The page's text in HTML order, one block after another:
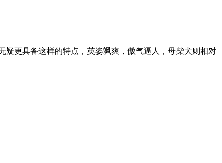
疑更具备这样的特点，英姿飒爽，傲气逼人，母柴犬则相对